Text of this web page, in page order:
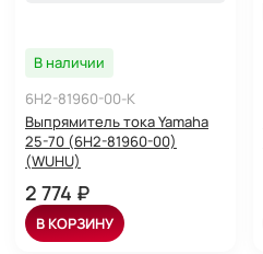
В наличии
6H2-81960-00-K
Выпрямитель тока Yamaha
25-70 (6H2-81960-00)
(WUHU)
2 774 ₽
В КОРЗИНУ